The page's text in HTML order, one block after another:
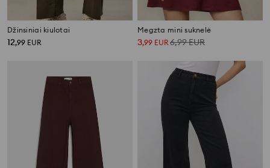
Džinsiniai kiulotai
12,99 EUR
Megzta mini suknelė
3,99 EUR 6,99EUR